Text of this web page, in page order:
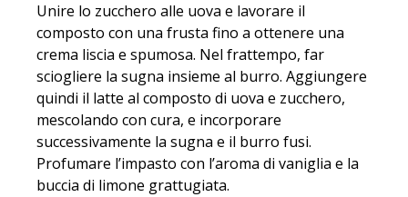
Unire lo zucchero alle uova e lavorare il
composto con una frusta fino a ottenere una
crema liscia e spumosa. Nel frattempo, far
sciogliere la sugna insieme al burro. Aggiungere
quindi il latte al composto di uova e zucchero,
mescolando con cura, e incorporare
successivamente la sugna e il burro fusi.
Profumare l’impasto con l’aroma di vaniglia e la
buccia di limone grattugiata.